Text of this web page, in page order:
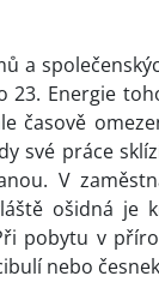
a
23. Energie
časově
své práce
V
ošidná je
pobytu v
nebo